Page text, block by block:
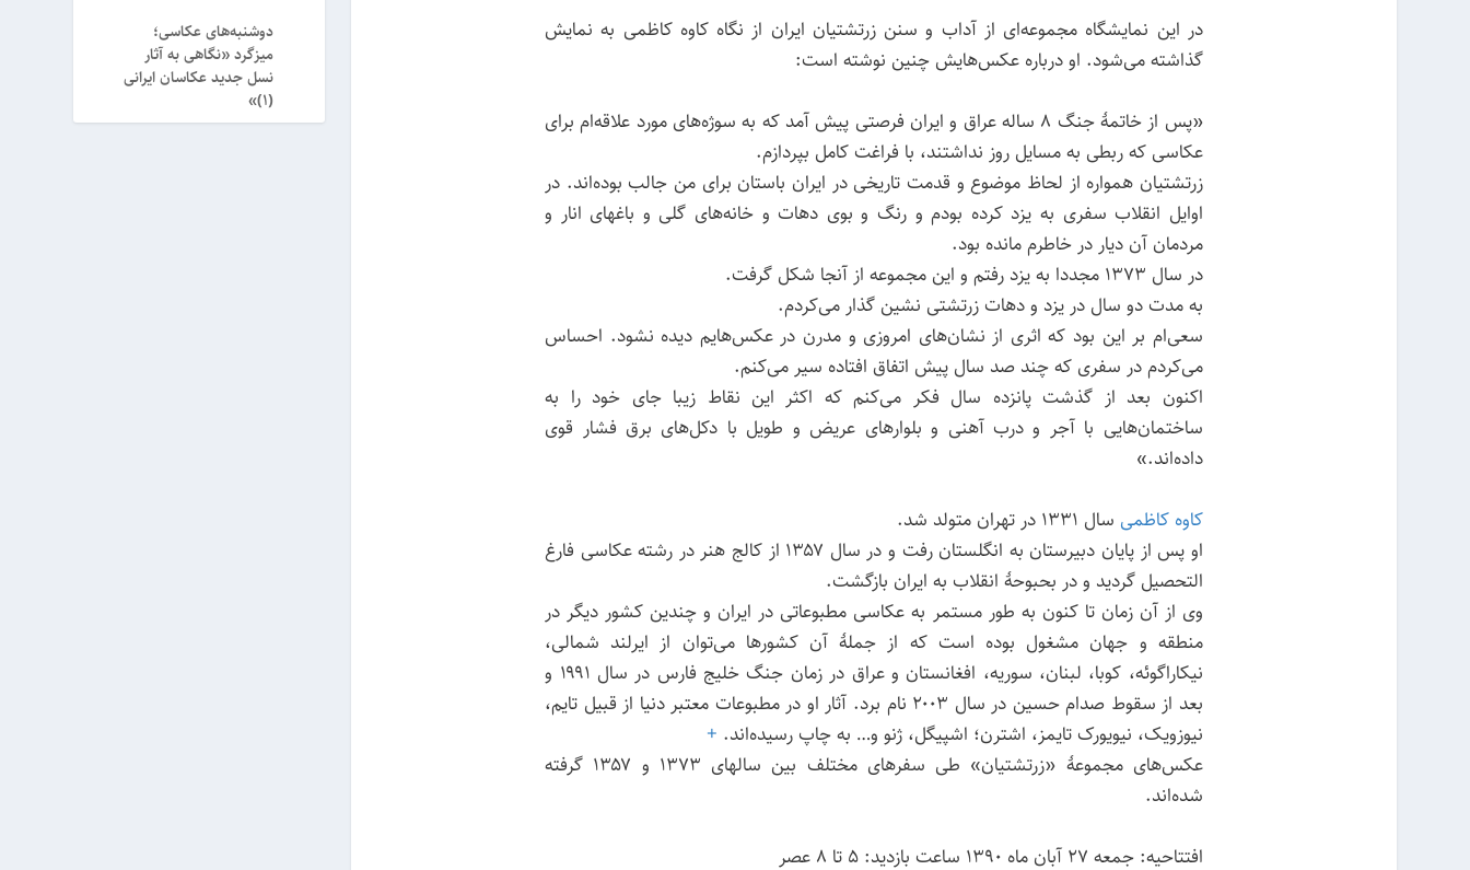
در این نمایشگاه مجموعه‌ای از آداب و سنن زرتشتیان ایران از نگاه کاوه کاظمی به نمایش
گذاشته می‌شود. او درباره عکس‌هایش چنین نوشته است:
«پس از خاتمهٔ جنگ ۸ ساله عراق و ایران فرصتی پیش آمد که به سوژه‌های مورد علاقه‌ام برای
عکاسی که ربطی به مسایل روز نداشتند، با فراغت کامل بپردازم.
زرتشتیان همواره از لحاظ موضوع و قدمت تاریخی در ایران باستان برای من جالب بوده‌اند. در
اوایل انقلاب سفری به یزد کرده بودم و رنگ و بوی دهات و خانه‌های گلی و باغهای انار و
مردمان آن دیار در خاطرم مانده بود.
در سال ۱۳۷۳ مجددا به یزد رفتم و این مجموعه از آنجا شکل گرفت.
به مدت دو سال در یزد و دهات زرتشتی نشین گذار می‌کردم.
سعی‌ام بر این بود که اثری از نشان‌های امروزی و مدرن در عکس‌هایم دیده نشود. احساس
می‌کردم در سفری که چند صد سال پیش اتفاق افتاده سیر می‌کنم.
اکنون بعد از گذشت پانزده سال فکر می‌کنم که اکثر این نقاط زیبا جای خود را به
ساختمان‌هایی با آجر و درب آهنی و بلوارهای عریض و طویل با دکل‌های برق فشار قوی
داده‌اند.»
کاوه کاظمی سال ۱۳۳۱ در تهران متولد شد.
او پس از پایان دبیرستان به انگلستان رفت و در سال ۱۳۵۷ از کالج هنر در رشته عکاسی فارغ
التحصیل گردید و در بحبوحهٔ انقلاب به ایران بازگشت.
وی از آن زمان تا کنون به طور مستمر به عکاسی مطبوعاتی در ایران و چندین کشور دیگر در
منطقه و جهان مشغول بوده است که از جملهٔ آن کشور‌ها می‌توان از ایرلند شمالی،
نیکاراگوئه، کوبا، لبنان، سوریه، افغانستان و عراق در زمان جنگ خلیج فارس در سال ۱۹۹۱ و
بعد از سقوط صدام حسین در سال ۲۰۰۳ نام برد. آثار او در مطبوعات معتبر دنیا از قبیل تایم،
نیوزویک، نیویورک تایمز، اشترن؛ اشپیگل، ژنو و… به چاپ رسیده‌اند. +
عکس‌های مجموعهٔ «زرتشتیان» طی سفرهای مختلف بین سالهای ۱۳۷۳ و ۱۳۵۷ گرفته
شده‌اند.
افتتاحیه: جمعه ۲۷ آبان ماه ۱۳۹۰ ساعت بازدید: ۵ تا ۸ عصر
دوشنبه‌های عکاسی؛
میزگرد «نگاهی به آثار
نسل جدید عکاسان ایرانی
(۱)»